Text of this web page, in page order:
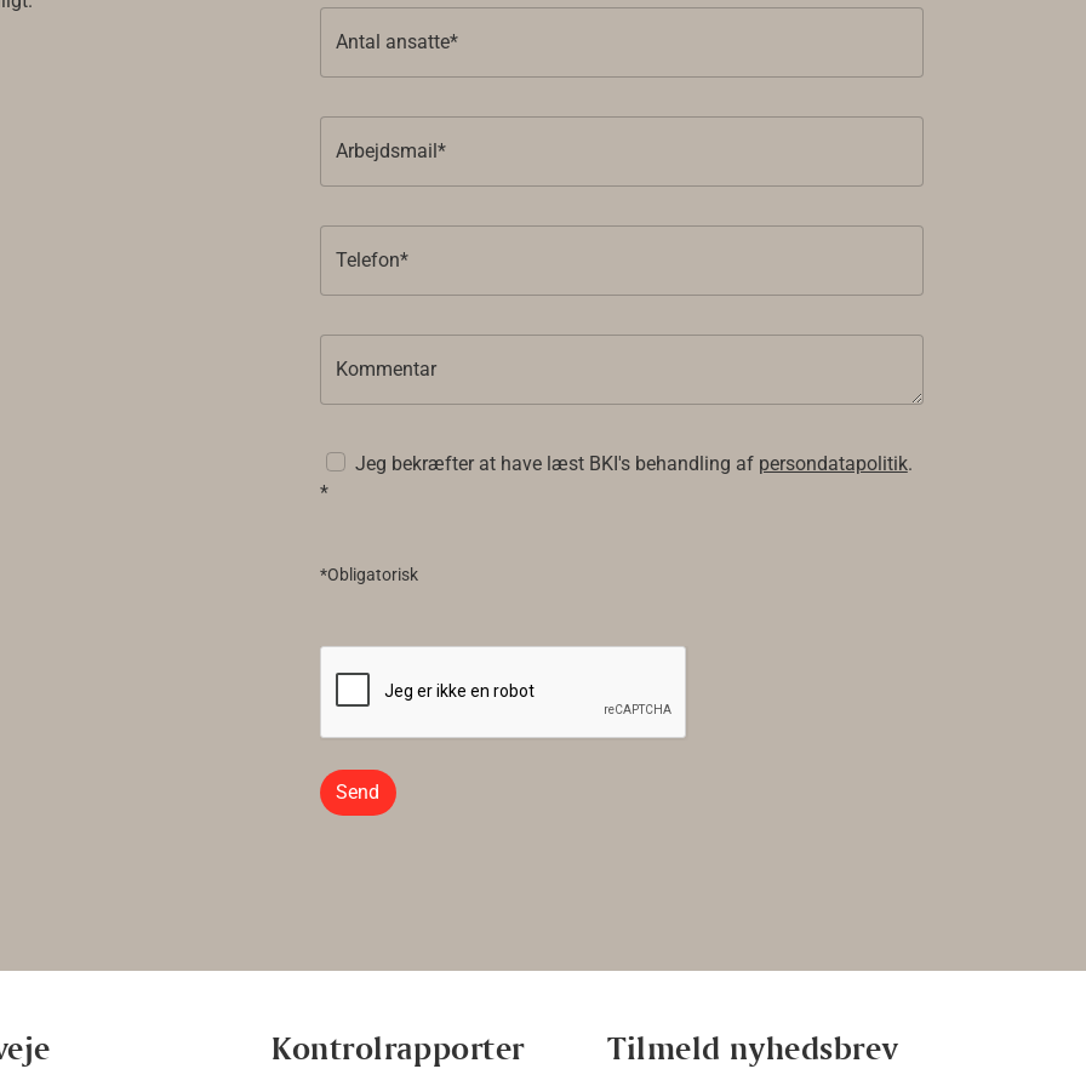
Antal ansatte*
Arbejdsmail*
Telefon*
Kommentar
Jeg bekræfter at have læst BKI's behandling af persondatapolitik.
*
*Obligatorisk
Send
Kontrolrapporter Tilmeld nyhedsbrev